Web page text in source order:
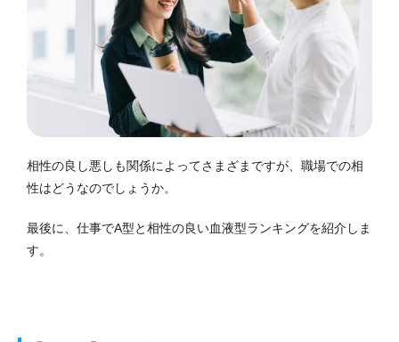
相性の良し悪しも関係によってさまざまですが、職場での相
性はどうなのでしょうか。
最後に、仕事でA型と相性の良い血液型ランキングを紹介しま
す。